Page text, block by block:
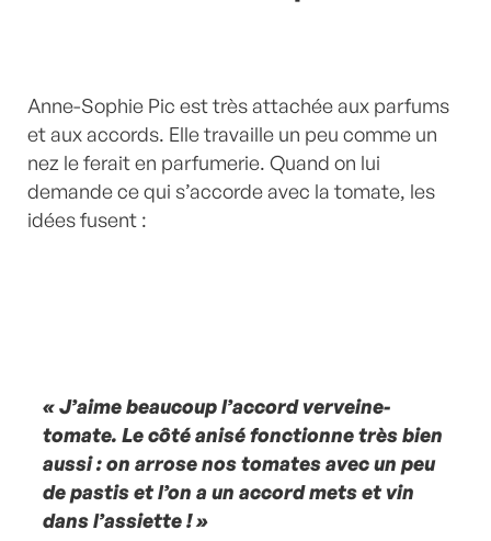
Anne-Sophie Pic est très attachée aux parfums
et aux accords. Elle travaille un peu comme un
nez le ferait en parfumerie. Quand on lui
demande ce qui s’accorde avec la tomate, les
idées fusent :
« J’aime beaucoup l’accord verveine-
tomate. Le côté anisé fonctionne très bien
aussi : on arrose nos tomates avec un peu
de pastis et l’on a un accord mets et vin
dans l’assiette ! »